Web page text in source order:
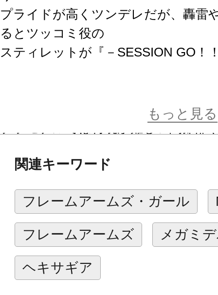
プライドが高くツンデレだが、轟雷
るとツッコミ役の
スティレットが『－SESSION GO！
氏の描き下ろしイラストを基に造形
発売予定の「バーゼラルド－
ースを使用しておりますので、並べ
スティレットと一緒に『SESSION
もっと見る
関連キーワード
フレームアームズ・ガール
フレームアームズ メガミ
ヘキサギア